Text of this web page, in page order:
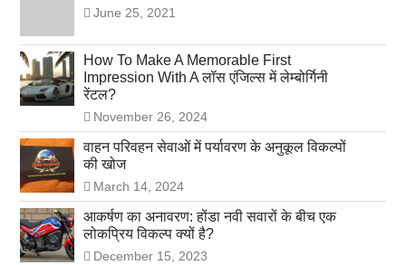
June 25, 2021
How To Make A Memorable First
Impression With A लॉस एंजिल्स में लेम्बोर्गिनी
रेंटल?
November 26, 2024
वाहन परिवहन सेवाओं में पर्यावरण के अनुकूल विकल्पों
की खोज
March 14, 2024
आकर्षण का अनावरण: होंडा नवी सवारों के बीच एक
लोकप्रिय विकल्प क्यों है?
December 15, 2023